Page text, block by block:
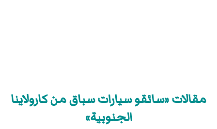
مقالات «سائقو سيارات سباق من كارولاينا
الجنوبية»